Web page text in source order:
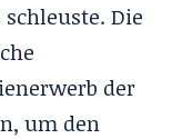
Die
der
um den